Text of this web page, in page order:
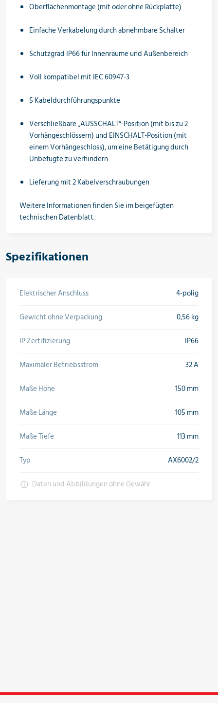
Oberflächenmontage (mit oder ohne Rückplatte)
Einfache Verkabelung durch abnehmbare Schalter
Schutzgrad IP66 für Innenräume und Außenbereich
Voll kompatibel mit IEC 60947-3
5 Kabeldurchführungspunkte
Verschließbare „AUSSCHALT“-Position (mit bis zu 2
Vorhängeschlössern) und EINSCHALT-Position (mit
einem Vorhängeschloss), um eine Betätigung durch
Unbefugte zu verhindern
Lieferung mit 2 Kabelverschraubungen
Weitere Informationen finden Sie im beigefügten
technischen Datenblatt.
Spezifikationen
Elektrischer Anschluss
4-polig
Gewicht ohne Verpackung
0,56 kg
IP Zertifizierung
IP66
Maximaler Betriebsstrom
32 A
Maße Höhe
150 mm
Maße Länge
105 mm
Maße Tiefe
113 mm
Typ
AX6002/2
Daten und Abbildungen ohne Gewähr